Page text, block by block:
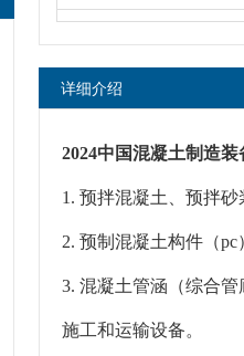
详细介绍
2024中国混凝土制造
1. 预拌混凝土、预拌
2. 预制混凝土构件（
3. 混凝土管涵（综合
施工和运输设备。